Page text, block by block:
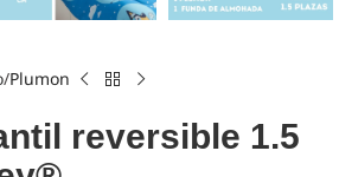
Plumon
reversible 1.5